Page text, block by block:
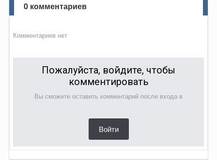
0 комментариев
Комментариев нет
Пожалуйста, войдите, чтобы
комментировать
Вы сможете оставить комментарий после входа в
Войти